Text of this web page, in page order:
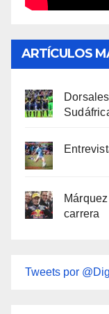
ARTÍCULOS
carrera
Tweets por